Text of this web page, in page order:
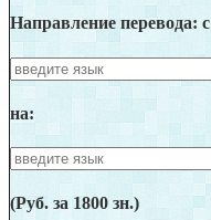
Направление перевода: c
на:
(Руб. за 1800 зн.)